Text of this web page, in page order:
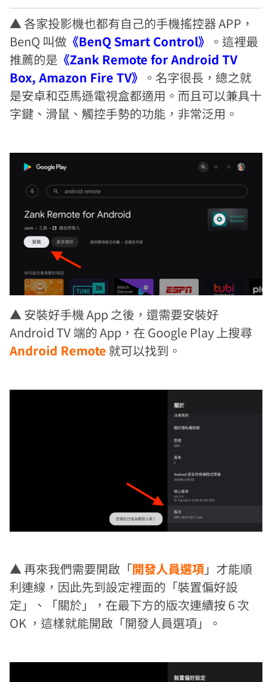
▲ 各家投影機也都有自己的手機搖控器 APP，
BenQ 叫做 《BenQ Smart Control》 。這裡最
推薦的是 《Zank Remote for Android TV
Box, Amazon Fire TV》 。名字很長，總之就
是安卓和亞馬遜電視盒都適用。而且可以兼具十
字鍵、滑鼠、觸控手勢的功能，非常泛用。
▲ 安裝好手機 App 之後，還需要安裝好
Android TV 端的 App，在 Google Play 上搜尋
Android Remote 就可以找到。
▲ 再來我們需要開啟「開發人員選項」才能順
利連線，因此先到設定裡面的「裝置偏好設
定」、「關於」，在最下方的版次連續按 6 次
OK ，這樣就能開啟「開發人員選項」。